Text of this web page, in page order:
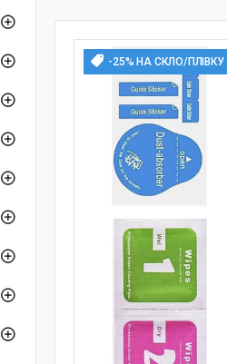
-25% НА СКЛО/ПЛІВКУ